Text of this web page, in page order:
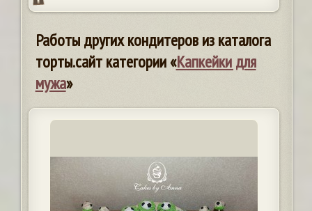
Работы других кондитеров из каталога
торты.сайт категории «Капкейки для
мужа»